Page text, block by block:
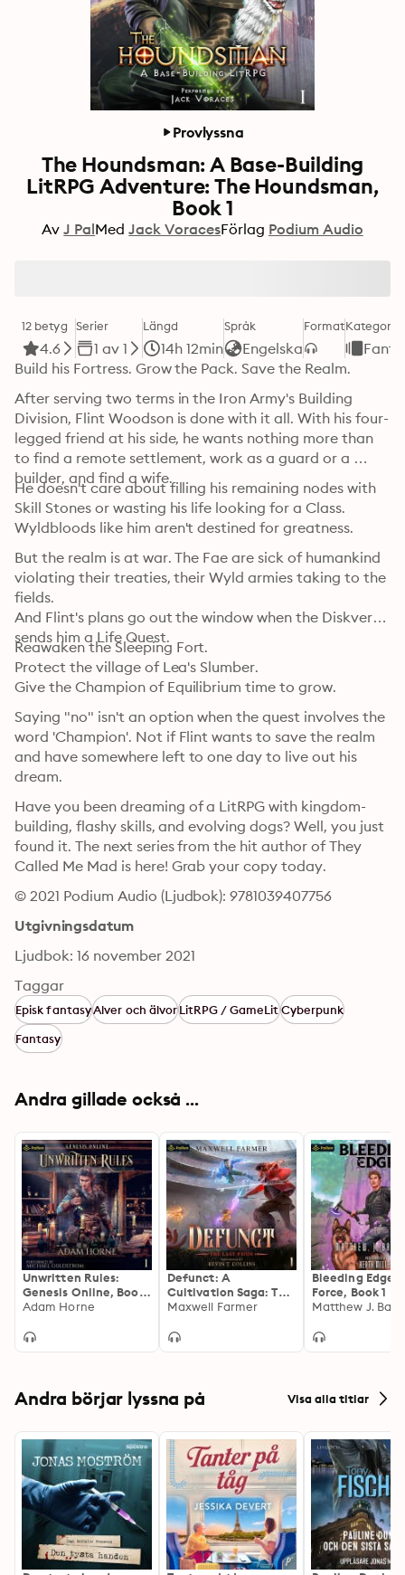
Provlyssna
The Houndsman: A Base-Building
LitRPG Adventure: The Houndsman,
Book 1
Av J PalMed Jack VoracesFörlag Podium Audio
12 betyg
4.6
Serier
1 av 1
Längd
14h 12min
Språk
Engelska
FormatKategori
Build his Fortress. Grow the Pack. Save the Realm.
After serving two terms in the Iron Army's Building
Division, Flint Woodson is done with it all. With his four-
legged friend at his side, he wants nothing more than
to find a remote settlement, work as a guard or a
builder, and find a wife.
He doesn't care about filling his remaining nodes with
Skill Stones or wasting his life looking for a Class.
Wyldbloods like him aren't destined for greatness.
But the realm is at war. The Fae are sick of humankind
violating their treaties, their Wyld armies taking to the
fields.
And Flint's plans go out the window when the Diskverse
sends him a Life Quest.
Reawaken the Sleeping Fort.
Protect the village of Lea's Slumber.
Give the Champion of Equilibrium time to grow.
Saying "no" isn't an option when the quest involves the
word 'Champion'. Not if Flint wants to save the realm
and have somewhere left to one day to live out his
dream.
Have you been dreaming of a LitRPG with kingdom-
building, flashy skills, and evolving dogs? Well, you just
found it. The next series from the hit author of They
Called Me Mad is here! Grab your copy today.
© 2021 Podium Audio (Ljudbok): 9781039407756
Utgivningsdatum
Ljudbok: 16 november 2021
Taggar
Episk fantasyAlver och älvorLitRPG / GameLitCyberpunk
Fantasy
Andra gillade också ...
Unwritten Rules:
Genesis Online, Book
1
Adam Horne
Defunct: A
Cultivation Saga: The
Last Psion, Book 1
Maxwell Farmer
Bleeding Edge:
Force, Book 1
Matthew J.
Andra börjar lyssna på Visa alla titlar